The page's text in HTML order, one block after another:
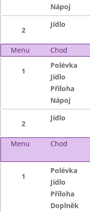
Nápoj
2
Jídlo
Menu Chod
1
Polévka
Jídlo
Příloha
Nápoj
2
Jídlo
Menu Chod
1
Polévka
Jídlo
Příloha
Doplněk